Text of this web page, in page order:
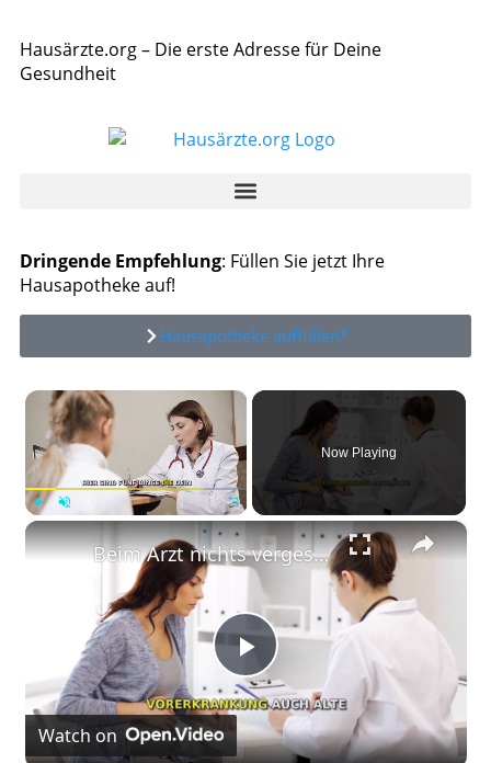
Hausärzte.org – Die erste Adresse für Deine
Gesundheit
Dringende Empfehlung: Füllen Sie jetzt Ihre
Hausapotheke auf!
Hausapotheke auffüllen*
×
Now Playing
×
Play
Video
Beim Arzt nichts vergessen - Diese 5 Infos sind entscheidend!
Watch on